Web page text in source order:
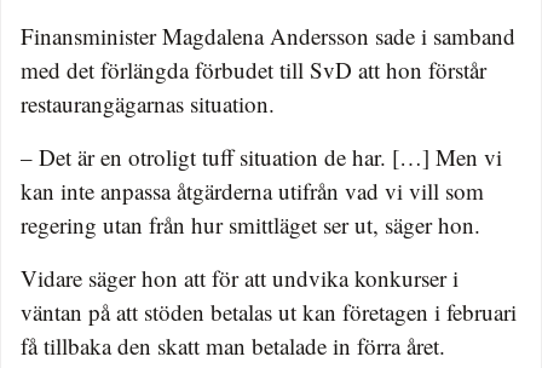
Finansminister Magdalena Andersson sade i samband
med det förlängda förbudet till SvD att hon förstår
restaurangägarnas situation.
– Det är en otroligt tuff situation de har. […] Men vi
kan inte anpassa åtgärderna utifrån vad vi vill som
regering utan från hur smittläget ser ut, säger hon.
Vidare säger hon att för att undvika konkurser i
väntan på att stöden betalas ut kan företagen i februari
få tillbaka den skatt man betalade in förra året.